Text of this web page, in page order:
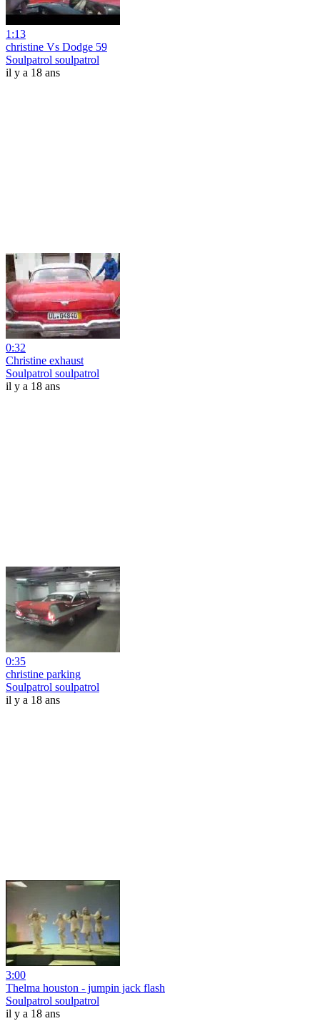
1:13
christine Vs Dodge 59
Soulpatrol soulpatrol
il y a 18 ans
0:32
Christine exhaust
Soulpatrol soulpatrol
il y a 18 ans
0:35
christine parking
Soulpatrol soulpatrol
il y a 18 ans
3:00
Thelma houston - jumpin jack flash
Soulpatrol soulpatrol
il y a 18 ans